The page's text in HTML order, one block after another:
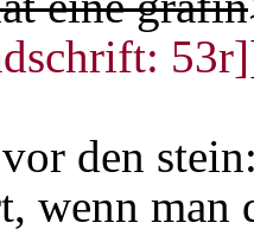
53r]
den
wenn man